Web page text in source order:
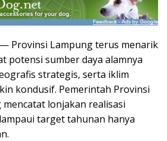
— Provinsi Lampung terus menarik
potensi sumber daya alamnya
strategis, serta iklim
kondusif. Pemerintah Provinsi
lonjakan realisasi
target tahunan hanya